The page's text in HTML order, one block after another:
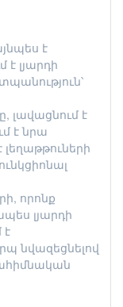
է
լյարդի
լավացնում է
է նրա
լեղաթթուների
որոնք
լյարդի
է
նվազեցնելով